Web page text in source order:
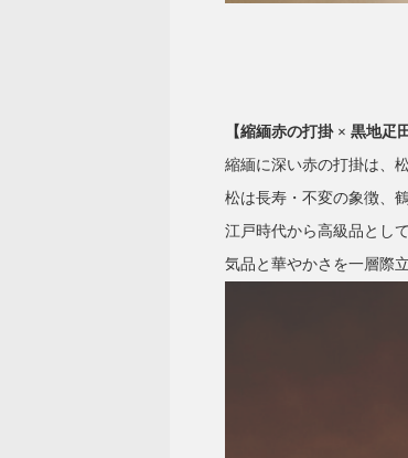
【縮緬赤の打掛 × 黒地疋
縮緬に深い赤の打掛は、
松は長寿・不変の象徴、
江戸時代から高級品とし
気品と華やかさを一層際